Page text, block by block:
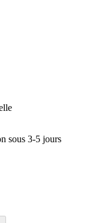
sous 3-5 jours